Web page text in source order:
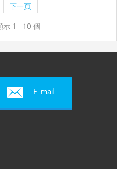
下一頁
示 1 - 10 個